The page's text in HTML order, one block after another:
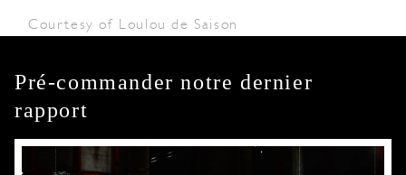
Courtesy of Loulou de Saison
Pré-commander notre dernier
rapport